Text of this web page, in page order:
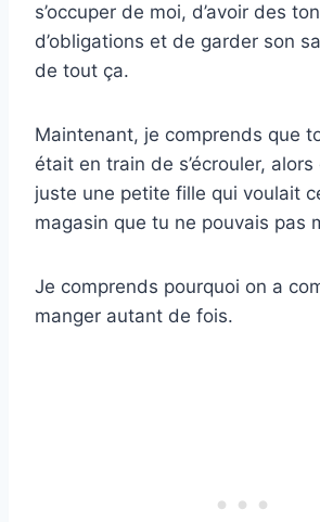
s’occuper de moi, d’avoir des
d’obligations et de garder son
de tout ça.
Maintenant, je comprends que
était en train de s’écrouler, alors
juste une petite fille qui voulait
magasin que tu ne pouvais pas
Je comprends pourquoi on a
manger autant de fois.